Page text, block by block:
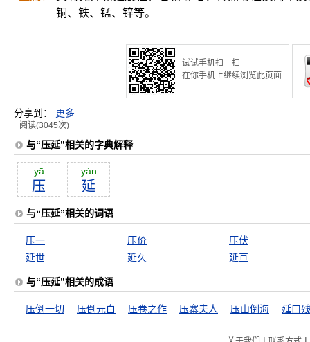
铜、铁、锰、锌等。
试试手机扫一扫
在你手机上继续浏览此页面
分享到： 更多
阅读(3045次)
与“压延”相关的字典解释
yā
压
yán
延
与“压延”相关的词语
压一 压价
压伏
延世
延久 延亘
与“压延”相关的成语
压倒一切 压倒元白 压卷之作 压寨夫人 压山倒海 延口